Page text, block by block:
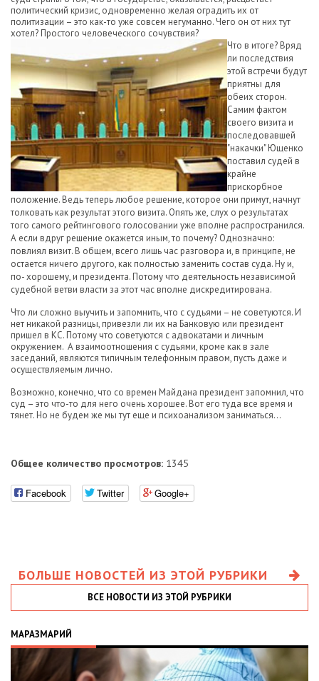
политический кризис, одновременно желая оградить их от
политизации – это как-то уже совсем негуманно. Чего он от них тут
хотел? Простого человеческого сочувствия?
Что в итоге? Вряд
ли последствия
этой встречи будут
приятны для
обеих сторон.
Самим фактом
своего визита и
последовавшей
"накачки" Ющенко
поставил судей в
крайне
прискорбное
положение. Ведь теперь любое решение, которое они примут, начнут
толковать как результат этого визита. Опять же, слух о результатах
того самого рейтингового голосовании уже вполне распространился.
А если вдруг решение окажется иным, то почему? Однозначно:
повлиял визит. В общем, всего лишь час разговора и, в принципе, не
остается ничего другого, как полностью заменить состав суда. Ну и,
по- хорошему, и президента. Потому что деятельность независимой
судебной ветви власти за этот час вполне дискредитирована.
Что ли сложно выучить и запомнить, что с судьями – не советуются. И
нет никакой разницы, привезли ли их на Банковую или президент
пришел в КС. Потому что советуются с адвокатами и личным
окружением. А взаимоотношения с судьями, кроме как в зале
заседаний, являются типичным телефонным правом, пусть даже и
осуществляемым лично.
Возможно, конечно, что со времен Майдана президент запомнил, что
суд – это что-то для него очень хорошее. Вот его туда все время и
тянет. Но не будем же мы тут еще и психоанализом заниматься…
Общее количество просмотров: 1345
Facebook Twitter Google+
БОЛЬШЕ НОВОСТЕЙ ИЗ ЭТОЙ РУБРИКИ
ВСЕ НОВОСТИ ИЗ ЭТОЙ РУБРИКИ
МАРАЗМАРИЙ